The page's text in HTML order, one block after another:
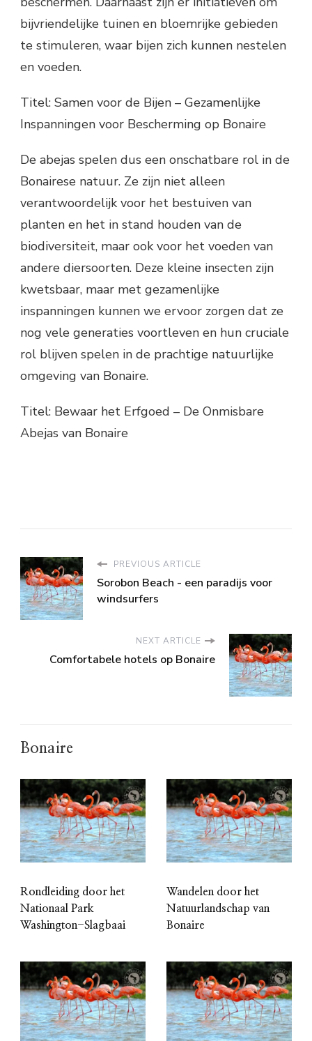
bijvriendelijke tuinen en bloemrijke gebieden
te stimuleren, waar bijen zich kunnen nestelen
en voeden.
Titel: Samen voor de Bijen – Gezamenlijke
Inspanningen voor Bescherming op Bonaire
De abejas spelen dus een onschatbare rol in de
Bonairese natuur. Ze zijn niet alleen
verantwoordelijk voor het bestuiven van
planten en het in stand houden van de
biodiversiteit, maar ook voor het voeden van
andere diersoorten. Deze kleine insecten zijn
kwetsbaar, maar met gezamenlijke
inspanningen kunnen we ervoor zorgen dat ze
nog vele generaties voortleven en hun cruciale
rol blijven spelen in de prachtige natuurlijke
omgeving van Bonaire.
Titel: Bewaar het Erfgoed – De Onmisbare
Abejas van Bonaire
PREVIOUS ARTICLE
Sorobon Beach - een paradijs voor
windsurfers
NEXT ARTICLE
Comfortabele hotels op Bonaire
Bonaire
Rondleiding door het
Nationaal Park
Washington-Slagbaai
Wandelen door het
Natuurlandschap van
Bonaire